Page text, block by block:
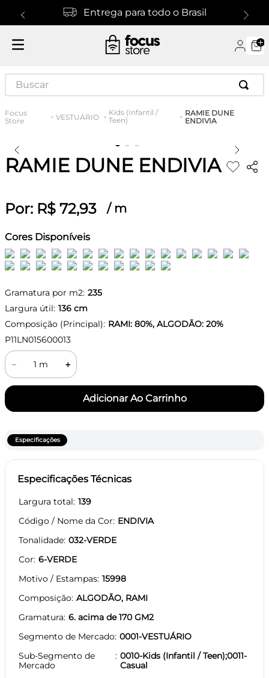
Entrega para todo o Brasil
Buscar
VESTUÁRIO
Kids (Infantil /
Teen)
RAMIE DUNE
ENDIVIA
RAMIE DUNE ENDIVIA
Por: R$ 72,93 / m
Cores Disponíveis
Gramatura por m2: 235
Largura útil: 136 cm
Composição (Principal): RAMI: 80%, ALGODÃO: 20%
P11LN015600013
＋
－
Especificações
Especificações Técnicas
Largura total 139
Código / Nome da Cor ENDIVIA
Tonalidade 032-VERDE
Cor 6-VERDE
Motivo / Estampas 15998
Composição ALGODÃO, RAMI
Gramatura 6. acima de 170 GM2
Segmento de Mercado 0001-VESTUÁRIO
Sub-Segmento de
Mercado
0010-Kids (Infantil / Teen);0011-
Casual